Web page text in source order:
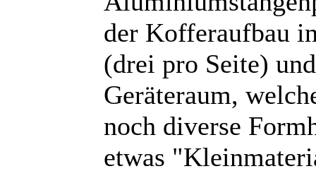
der Kofferaufbau
(drei pro Seite)
Geräteraum,
noch diverse
etwas